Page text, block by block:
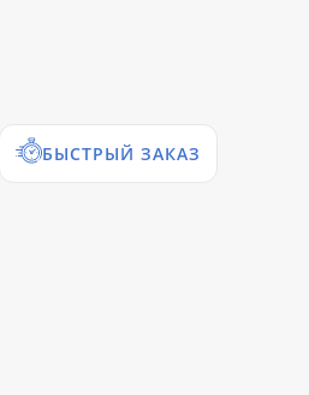
БЫСТРЫЙ ЗАКАЗ